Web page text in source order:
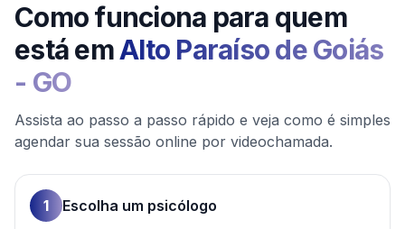
Como funciona para quem
está emAlto Paraíso de Goiás
- GO
Assista ao passo a passo rápido e veja como é simples
agendar sua sessão online por videochamada.
1 Escolha um psicólogo